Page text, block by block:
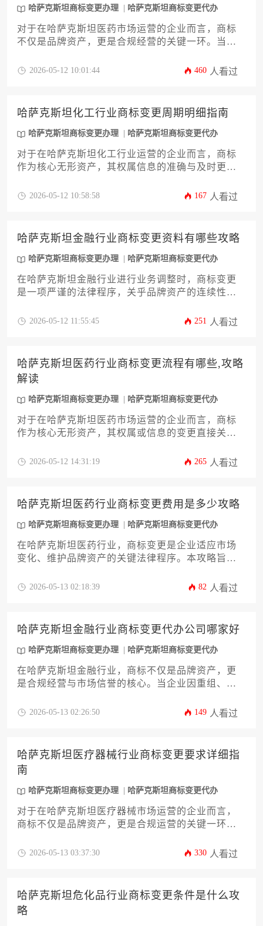
哈萨克斯坦商标变更办理 哈萨克斯坦商标变更代办
对于在哈萨克斯坦医药市场运营的企业而言，商标
不仅是品牌资产，更是合规经营的关键一环。当企
一套清晰、专业的办理攻略至关重要。本文将深入
提供一份切实可行的行动指南，助力企业顺利完成
哈萨克斯坦商标变更办理，确保品牌权益与业务运
营的连贯性与合法性。
2026-05-12 10:01:44 460 人看过
哈萨克斯坦化工行业商标变更周期明细指南
哈萨克斯坦商标变更办理 哈萨克斯坦商标变更代办
对于在哈萨克斯坦化工行业运营的企业而言，商标
作为核心无形资产，其权属信息的准确与及时更新
化工行业商标变更周期明细指南》，系统解析从申
主及高管规划哈萨克斯坦商标变更办理策略、掌控
周期节点提供切实可行的专业参考。
2026-05-12 10:58:58 167 人看过
哈萨克斯坦金融行业商标变更资料有哪些攻略
哈萨克斯坦商标变更办理 哈萨克斯坦商标变更代办
在哈萨克斯坦金融行业进行业务调整时，商标变更
是一项严谨的法律程序，关乎品牌资产的连续性与
略，系统解析办理哈萨克斯坦商标变更所需的核心
高效、稳妥地完成知识产权管理的关键一步，确保
企业在复杂市场环境中的品牌权益稳固无虞。
2026-05-12 11:55:45 251 人看过
哈萨克斯坦医药行业商标变更流程有哪些,攻略
解读
哈萨克斯坦商标变更办理 哈萨克斯坦商标变更代办
对于在哈萨克斯坦医药市场运营的企业而言，商标
作为核心无形资产，其权属或信息的变更直接关乎
医药行业商标变更的具体流程、关键环节与潜在风
求。无论您是计划进行权利人更迭、地址更新还是
其他事项变更，本攻略旨在为您提供一份详尽、实
用的行动指南，助您高效完成哈萨克斯坦商标变更
2026-05-12 14:31:19 265 人看过
哈萨克斯坦医药行业商标变更费用是多少攻略
哈萨克斯坦商标变更办理 哈萨克斯坦商标变更代办
在哈萨克斯坦医药行业，商标变更是企业适应市场
变化、维护品牌资产的关键法律程序。本攻略旨在
南，深入剖析影响费用的官方规费、代理服务、商
成哈萨克斯坦商标变更办理，确保品牌权益在复杂
法规环境下的稳定过渡。
2026-05-13 02:18:39 82 人看过
哈萨克斯坦金融行业商标变更代办公司哪家好
哈萨克斯坦商标变更办理 哈萨克斯坦商标变更代办
在哈萨克斯坦金融行业，商标不仅是品牌资产，更
是合规经营与市场信誉的核心。当企业因重组、并
的代办公司至关重要。本文旨在为面临此类需求的
等十二个关键维度，助力您高效、稳妥地完成哈萨
克斯坦商标变更办理，保障企业在复杂监管环境下
的品牌权益与业务连续性。
2026-05-13 02:26:50 149 人看过
哈萨克斯坦医疗器械行业商标变更要求详细指
南
哈萨克斯坦商标变更办理 哈萨克斯坦商标变更代办
对于在哈萨克斯坦医疗器械市场运营的企业而言，
商标不仅是品牌资产，更是合规运营的关键一环。
信息时，必须遵循该国严格的法律与行业监管框
定、核心流程及潜在风险，助力企业高效、稳妥地
完成哈萨克斯坦商标变更办理，确保品牌权益在监
管严密的医疗领域无缝衔接与持续有效。
2026-05-13 03:37:30 330 人看过
哈萨克斯坦危化品行业商标变更条件是什么攻
略